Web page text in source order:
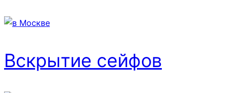
Вскрытие сейфов